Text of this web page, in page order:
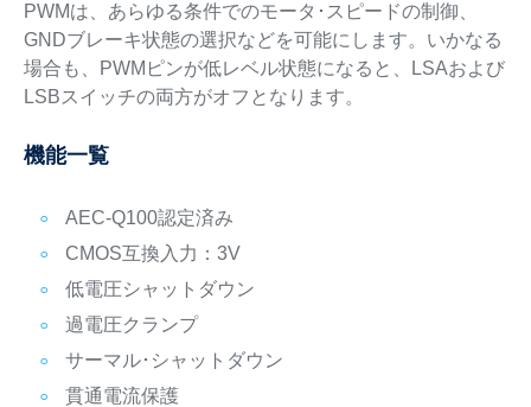
PWMは、あらゆる条件でのモータ･スピードの制御、
GNDブレーキ状態の選択などを可能にします。いかなる
場合も、PWMピンが低レベル状態になると、LSAおよび
LSBスイッチの両方がオフとなります。
機能一覧
AEC-Q100認定済み
CMOS互換入力：3V
低電圧シャットダウン
過電圧クランプ
サーマル･シャットダウン
貫通電流保護